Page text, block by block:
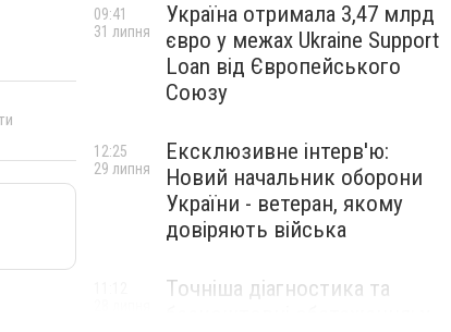
Україна отримала 3,47 млрд
євро у межах Ukraine Support
Loan від Європейського
Союзу
09:41
31 липня
Ексклюзивне інтерв'ю:
Новий начальник оборони
України - ветеран, якому
довіряють війська
12:25
29 липня
Точніша діагностика та